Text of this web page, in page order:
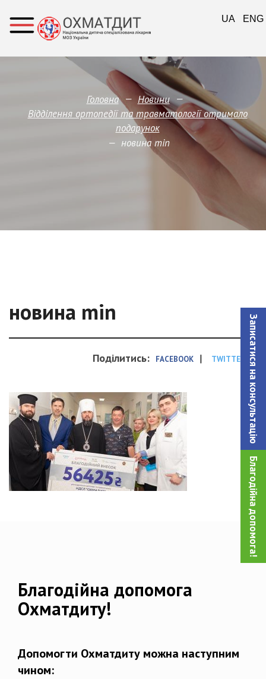
Записатися на консультацiю
Благодійна допомога!
Головна — Новини —
Відділення ортопедії та травматології отримало
подарунок
— новина min
новина min
Поділитись: FACEBOOK | TWITTER
Благодійна допомога
Охматдиту!
Допомогти Охматдиту можна наступним
чином:
UA ENG